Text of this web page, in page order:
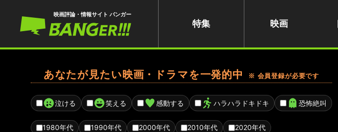
映画評論・情報サイト バンガー
特集 映画
あなたが見たい映画・ドラマを一発的中 ※ 会員登録が必要です
泣ける 笑える 感動する ハラハラドキドキ 恐怖絶叫
1980年代 1990年代 2000年代 2010年代 2020年代